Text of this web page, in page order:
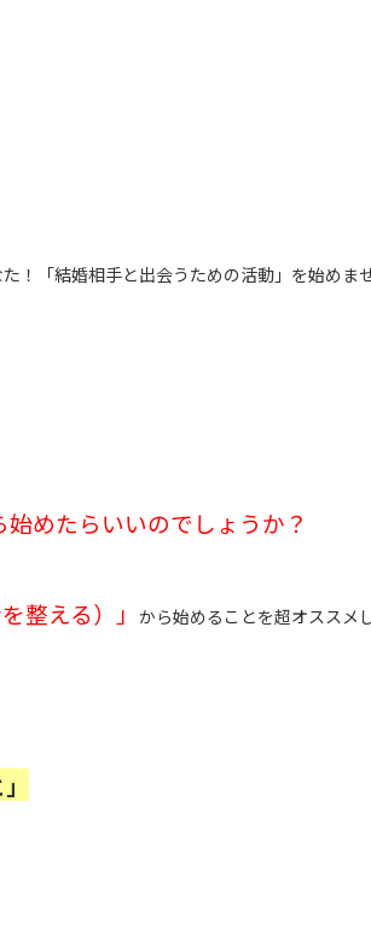
！「結婚相手と出会うための活動」を始めま
めたらいいのでしょうか？
整える）」 から始めることを超オススメ